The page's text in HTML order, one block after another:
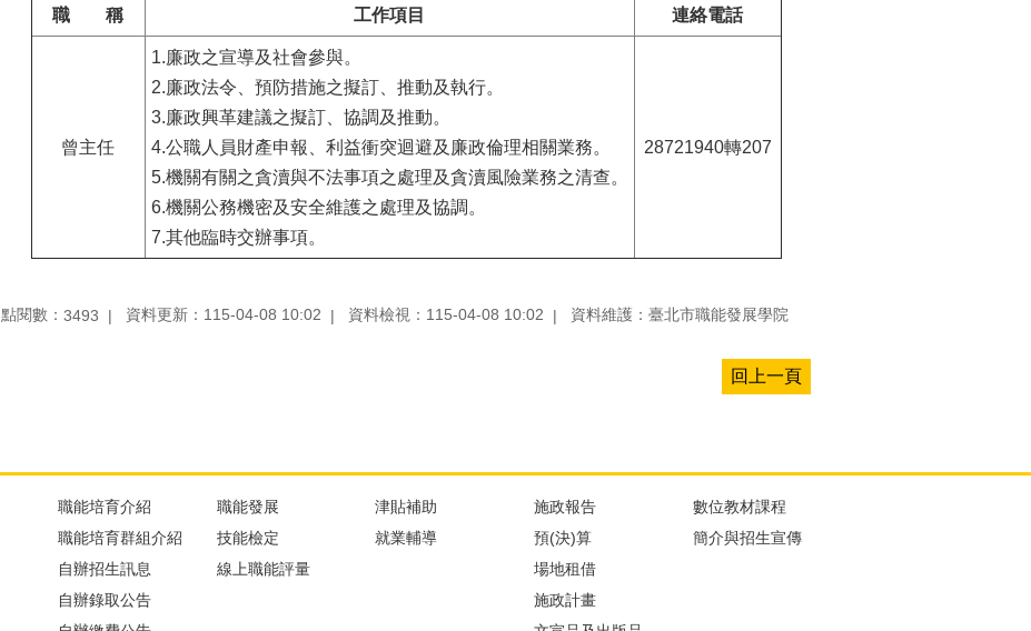
職 稱 工作項目 連絡電話
曾主任
1.廉政之宣導及社會參與。
2.廉政法令、預防措施之擬訂、推動及執行。
3.廉政興革建議之擬訂、協調及推動。
4.公職人員財產申報、利益衝突迴避及廉政倫理相關業務。
5.機關有關之貪瀆與不法事項之處理及貪瀆風險業務之清查。
6.機關公務機密及安全維護之處理及協調。
7.其他臨時交辦事項。
28721940轉207
點閱數： 3493 資料更新：115-04-08 10:02 資料檢視：115-04-08 10:02 資料維護：臺北市職能發展學院
回上一頁
職能培育介紹
職能培育群組介紹
自辦招生訊息
自辦錄取公告
職能發展
技能檢定
線上職能評量
津貼補助
就業輔導
施政報告
預(決)算
場地租借
施政計畫
數位教材課程
簡介與招生宣傳